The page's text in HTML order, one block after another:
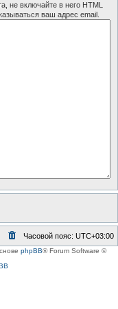
не включайте в него HTML
ваш адрес email.
Часовой пояс: UTC+03:00
phpBB® Forum Software ©